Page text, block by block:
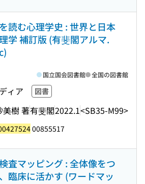
読む心理学史 : 世界と日本
学 補訂版 (有斐閣アルマ.
ィア 図書
美樹 著有斐閣2022.1<SB35-M99>
国立国会図書館 全国の図書館
00855517
査マッピング : 全体像をつ
臨床に活かす (ワードマッ